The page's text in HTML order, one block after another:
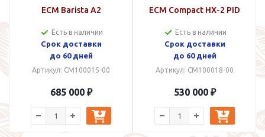
ECM Barista A2
Есть в наличии
Cрок доставки
до 60 дней
Артикул: CM100015-00
685 000 ₽
ECM Compact HX-2 PID
Есть в наличии
Cрок доставки
до 60 дней
Артикул: CM100018-00
530 000 ₽